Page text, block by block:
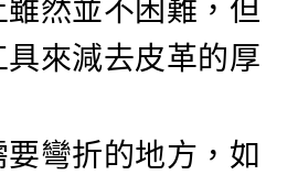
然並不困難，但
來減去皮革的厚
彎折的地方，如